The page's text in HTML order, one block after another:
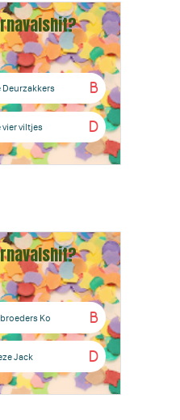
B
Deurzakkers
D
vier viltjes
B
Ko
D
Jack